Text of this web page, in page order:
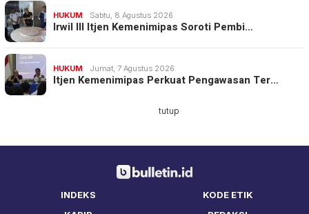
HUKUM Sabtu, 8 Agustus 2026
Irwil III Itjen Kemenimipas Soroti Pembi…
HUKUM Jumat, 7 Agustus 2026
Itjen Kemenimipas Perkuat Pengawasan Ter…
INDEKS
KODE ETIK
tutup